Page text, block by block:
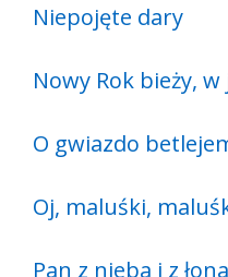
Niepojęte dary
Nowy Rok bieży, w
O gwiazdo
Oj, maluśki,
Pan z nieba i z łona